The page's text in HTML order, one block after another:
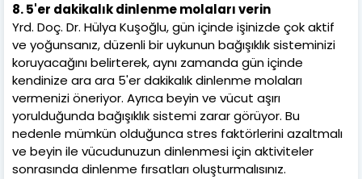
8. 5'er dakikalık dinlenme molaları verin
Yrd. Doç. Dr. Hülya Kuşoğlu, gün içinde işinizde çok aktif
ve yoğunsanız, düzenli bir uykunun bağışıklık sisteminizi
koruyacağını belirterek, aynı zamanda gün içinde
kendinize ara ara 5'er dakikalık dinlenme molaları
vermenizi öneriyor. Ayrıca beyin ve vücut aşırı
yorulduğunda bağışıklık sistemi zarar görüyor. Bu
nedenle mümkün olduğunca stres faktörlerini azaltmalı
ve beyin ile vücudunuzun dinlenmesi için aktiviteler
sonrasında dinlenme fırsatları oluşturmalısınız.